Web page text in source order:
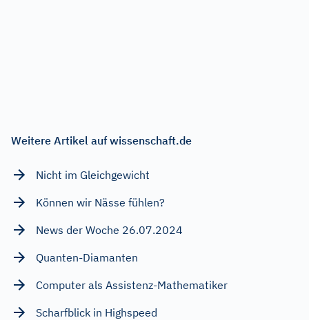
Weitere Artikel auf wissenschaft.de
Nicht im Gleichgewicht
Können wir Nässe fühlen?
News der Woche 26.07.2024
Quanten-Diamanten
Computer als Assistenz-Mathematiker
Scharfblick in Highspeed